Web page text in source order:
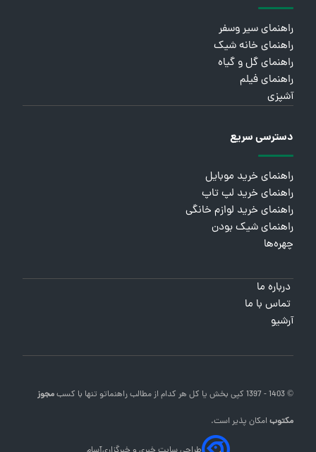
راهنمای سیر وسفر
راهنمای خانه شیک
راهنمای گل و گیاه
راهنمای فیلم
آشپزی
دسترسی سریع
راهنمای خرید موبایل
راهنمای خرید لپ تاپ
راهنمای خرید لوازم خانگی
راهنمای شیک بودن
چهره‌ها
درباره ما
تماس با ما
آرشیو
© 1403 - 1397 کپی بخش یا کل هر کدام از مطالب راهنماتو تنها با کسبمجوز
مکتوبامکان پذیر است.